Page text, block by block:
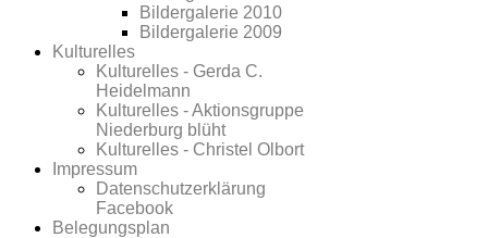
Bildergalerie 2010
Bildergalerie 2009
Kulturelles
Kulturelles - Gerda C.
Heidelmann
Kulturelles - Aktionsgruppe
Niederburg blüht
Kulturelles - Christel Olbort
Impressum
Datenschutzerklärung
Facebook
Belegungsplan